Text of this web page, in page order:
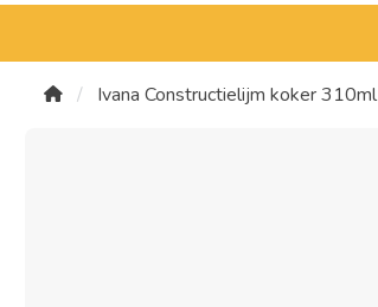
Ivana Constructielijm koker 310ml